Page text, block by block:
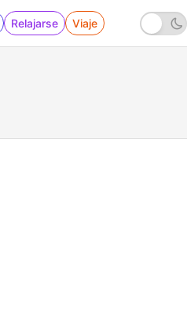
Relajarse Viaje